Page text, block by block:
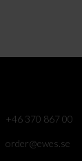
+46 370 867 00
order@ewes.se